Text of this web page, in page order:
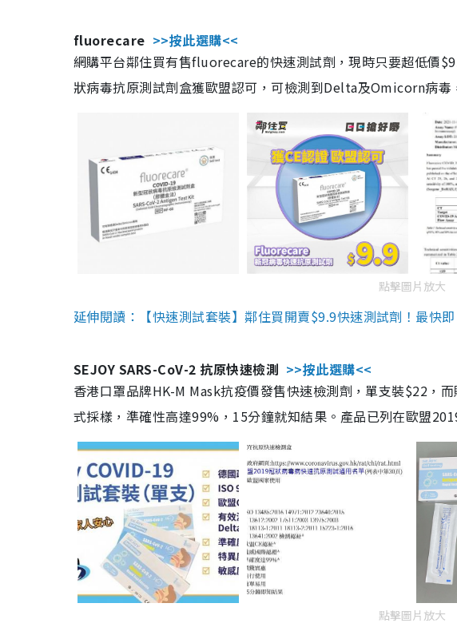
fluorecare >>按此選購<<
網購平台鄰住買有售fluorecare的快速測試劑，現時只要超低價
狀病毒抗原測試劑盒獲歐盟認可，可檢測到Delta及Omicorn病毒
點擊圖片放大
延伸閱讀：【快速測試套裝】鄰住買開賣$9.9快速測試劑！最快
SEJOY SARS-CoV-2 抗原快速檢測 >>按此選購<<
香港口罩品牌HK-M Mask抗疫價發售快速檢測劑，單支裝$22，
式採樣，準確性高達99%，15分鐘就知結果。產品已列在歐盟
點擊圖片放大